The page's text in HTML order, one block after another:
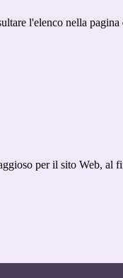
l'elenco nella
per il sito Web,